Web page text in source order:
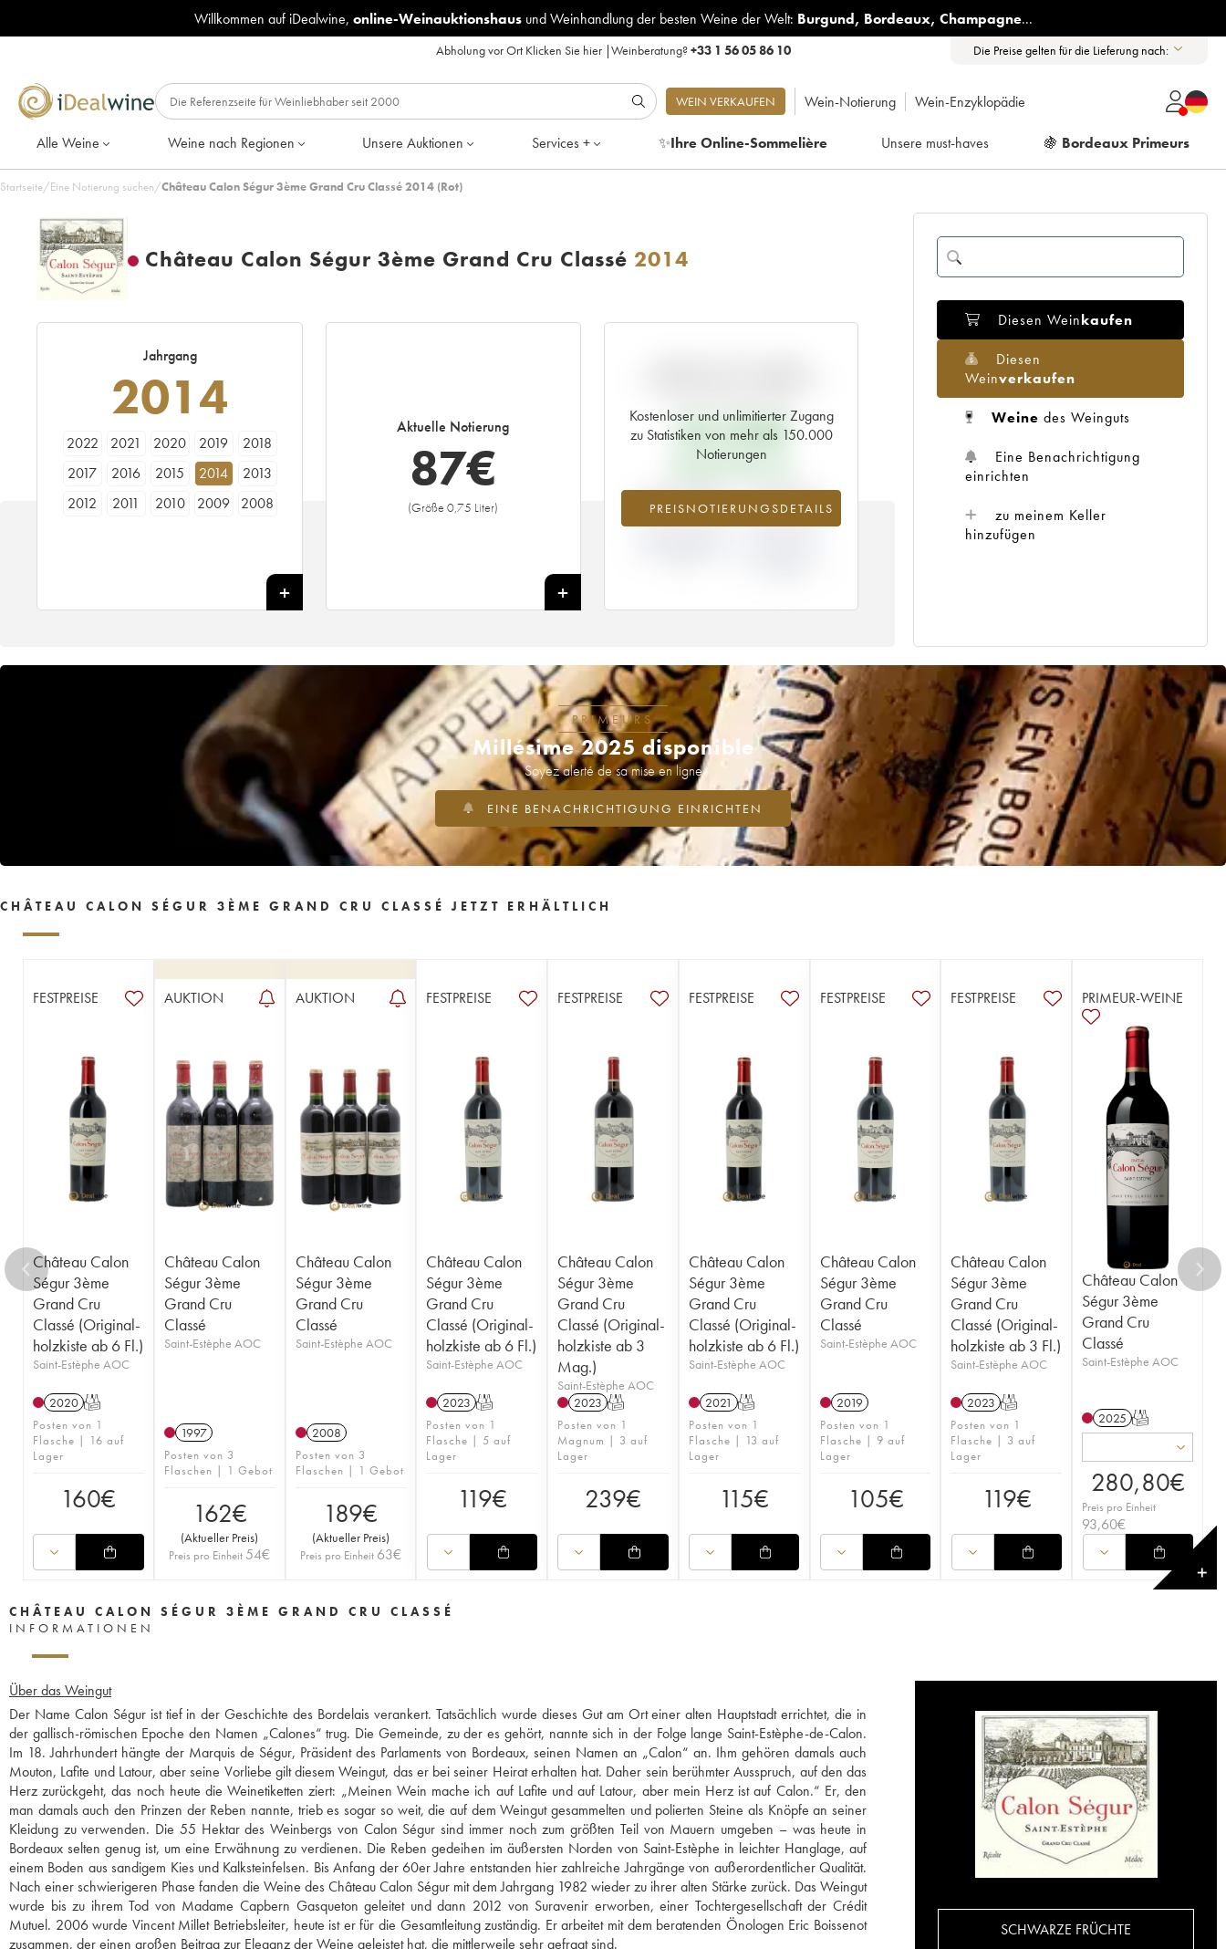
Willkommen auf iDealwine, online-Weinauktionshausund Weinhandlung der besten Weine der Welt: Burgund, Bordeaux, Champagne...
Abholung vor Ort Klicken Sie hier|Weinberatung?+33 1 56 05 86 10 Die Preise gelten für die Lieferung nach:
WEIN VERKAUFEN Wein-Notierung Wein-Enzyklopädie
Alle Weine Weine nach Regionen Unsere Auktionen Services + ✨Ihre Online-Sommelière Unsere must-haves 🍇 Bordeaux Primeurs
Startseite/Eine Notierung suchen/Château Calon Ségur 3ème Grand Cru Classé 2014 (Rot)
Château Calon Ségur 3ème Grand Cru Classé 2014
Jahrgang
2014
2022 2021 2020 2019
2018
2017
2016 2015 2014
2013
2012
2011 2010 2009
2008
1978
1974
1969
1967
1961
1957
1956
1952
1950
1949
1948 1947 1945
1944
1941
1900 ----
Aktuelle Notierung
87€
(Größe 0,75 Liter)
+
Kostenloser und unlimitierter Zugang
zu Statistiken von mehr als 150.000
Notierungen
PREISNOTIERUNGSDETAILS
58,80€
PRIMEUR-PREIS 2014
+47.62%
ABWEICHUNG DER
+12.9%
ABWEICHUNG
Diesen Weinkaufen
Diesen
Weinverkaufen
Weine des Weinguts
Eine Benachrichtigung
einrichten
zu meinem Keller
hinzufügen
PRIMEURS
Millésime 2025 disponible
Soyez alerté de sa mise en ligne
EINE BENACHRICHTIGUNG EINRICHTEN
CHÂTEAU CALON SÉGUR 3ÈME GRAND CRU CLASSÉ JETZT ERHÄLTLICH
FESTPREISE
Château Calon
Ségur 3ème
Grand Cru
Classé (Original-
holzkiste ab 6 Fl.)
Saint-Estèphe AOC
2020 T
Posten von 1
Flasche | 16 auf
Lager
160€
AUKTION
Château Calon
Ségur 3ème
Grand Cru
Classé
Saint-Estèphe AOC
1997
Posten von 3
Flaschen | 1 Gebot
162€
(Aktueller Preis)
Preis pro Einheit 54€
AUKTION
Château Calon
Ségur 3ème
Grand Cru
Classé
Saint-Estèphe AOC
2008
Posten von 3
Flaschen | 1 Gebot
189€
(Aktueller Preis)
Preis pro Einheit 63€
FESTPREISE
Château Calon
Ségur 3ème
Grand Cru
Classé (Original-
holzkiste ab 6 Fl.)
Saint-Estèphe AOC
2023 T
Posten von 1
Flasche | 5 auf
Lager
119€
FESTPREISE
Château Calon
Ségur 3ème
Grand Cru
Classé (Original-
holzkiste ab 3
Mag.)
Saint-Estèphe AOC
2023 T
Posten von 1
Magnum | 3 auf
Lager
239€
FESTPREISE
Château Calon
Ségur 3ème
Grand Cru
Classé (Original-
holzkiste ab 6 Fl.)
Saint-Estèphe AOC
2021 T
Posten von 1
Flasche | 13 auf
Lager
115€
FESTPREISE
Château Calon
Ségur 3ème
Grand Cru
Classé
Saint-Estèphe AOC
2019
Posten von 1
Flasche | 9 auf
Lager
105€
FESTPREISE
Château Calon
Ségur 3ème
Grand Cru
Classé (Original-
holzkiste ab 3 Fl.)
Saint-Estèphe AOC
2023 T
Posten von 1
Flasche | 3 auf
Lager
119€
PRIMEUR-WEINE
Château Calon
Ségur 3ème
Grand Cru
Classé
Saint-Estèphe AOC
2025 T
280,80€
Preis pro Einheit
93,60€
✕
CHÂTEAU CALON SÉGUR 3ÈME GRAND CRU CLASSÉ
INFORMATIONEN
Über das Weingut
Der Name Calon Ségur ist tief in der Geschichte des Bordelais verankert. Tatsächlich wurde dieses Gut am Ort einer alten Hauptstadt errichtet, die in
der gallisch-römischen Epoche den Namen „Calones“ trug. Die Gemeinde, zu der es gehört, nannte sich in der Folge lange Saint-Estèphe-de-Calon.
Im 18. Jahrhundert hängte der Marquis de Ségur, Präsident des Parlaments von Bordeaux, seinen Namen an „Calon“ an. Ihm gehören damals auch
Mouton, Lafite und Latour, aber seine Vorliebe gilt diesem Weingut, das er bei seiner Heirat erhalten hat. Daher sein berühmter Ausspruch, auf den das
Herz zurückgeht, das noch heute die Weinetiketten ziert: „Meinen Wein mache ich auf Lafite und auf Latour, aber mein Herz ist auf Calon.“ Er, den
man damals auch den Prinzen der Reben nannte, trieb es sogar so weit, die auf dem Weingut gesammelten und polierten Steine als Knöpfe an seiner
Kleidung zu verwenden. Die 55 Hektar des Weinbergs von Calon Ségur sind immer noch zum größten Teil von Mauern umgeben – was heute in
Bordeaux selten genug ist, um eine Erwähnung zu verdienen. Die Reben gedeihen im äußersten Norden von Saint-Estèphe in leichter Hanglage, auf
einem Boden aus sandigem Kies und Kalksteinfelsen. Bis Anfang der 60er Jahre entstanden hier zahlreiche Jahrgänge von außerordentlicher Qualität.
Nach einer schwierigeren Phase fanden die Weine des Château Calon Ségur mit dem Jahrgang 1982 wieder zu ihrer alten Stärke zurück. Das Weingut
wurde bis zu ihrem Tod von Madame Capbern Gasqueton geleitet und dann 2012 von Suravenir erworben, einer Tochtergesellschaft der Crédit
Mutuel. 2006 wurde Vincent Millet Betriebsleiter, heute ist er für die Gesamtleitung zuständig. Er arbeitet mit dem beratenden Önologen Eric Boissenot
zusammen, der einen großen Beitrag zur Eleganz der Weine geleistet hat, die mittlerweile sehr gefragt sind.
SCHWARZE FRÜCHTE